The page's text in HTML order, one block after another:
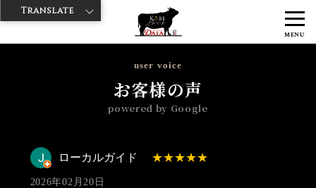
MENU
神戸牛ダイヤ > 神戸牛ダイア 雷門東店
ローカル
user voice
お客様の声
powered by Google
ローカルガイド
2026年02月20日
Translate